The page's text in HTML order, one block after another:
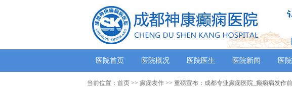
医院首页 医院概况 医院医生 医院新闻 医
当前位置： 首页 >> 癫痫发作 >> 重磅宣布：成都专业癫痫医院_癫痫病发作